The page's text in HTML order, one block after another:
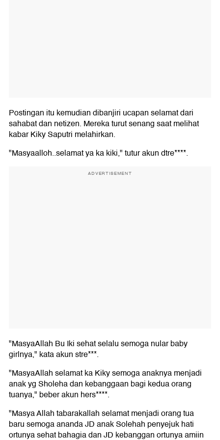
Postingan itu kemudian dibanjiri ucapan selamat dari
sahabat dan netizen. Mereka turut senang saat melihat
kabar Kiky Saputri melahirkan.
"Masyaalloh..selamat ya ka kiki," tutur akun dtre****.
ADVERTISEMENT
"MasyaAllah Bu Iki sehat selalu semoga nular baby
girlnya," kata akun stre***.
"MasyaAllah selamat ka Kiky semoga anaknya menjadi
anak yg Sholeha dan kebanggaan bagi kedua orang
tuanya," beber akun hers****.
"Masya Allah tabarakallah selamat menjadi orang tua
baru semoga ananda JD anak Solehah penyejuk hati
ortunya sehat bahagia dan JD kebanggan ortunya amiin